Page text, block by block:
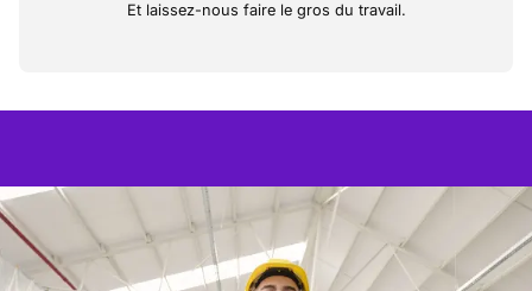
Et laissez-nous faire le gros du travail.